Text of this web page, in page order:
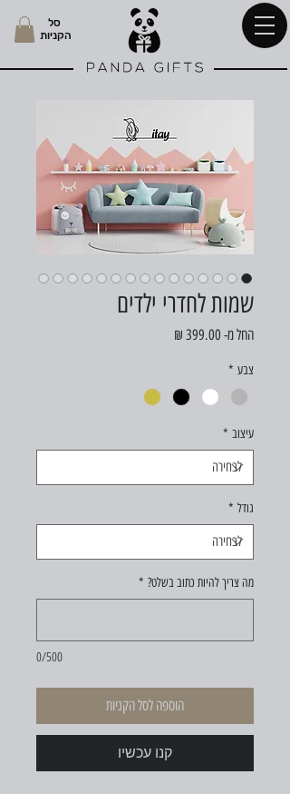
סל
הקניות
שמות לחדרי ילדים
החל מ- 399.00 ₪
צבע *
עיצוב *
גודל *
מה צריך להיות כתוב בשלט? *
0/500
הוספה לסל הקניות
קנו עכשיו